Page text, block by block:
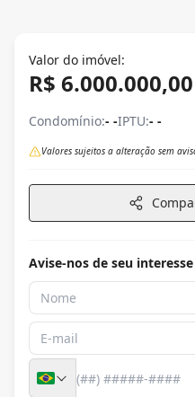
Valor do imóvel:
R$ 6.000.000,00
Condomínio:- -IPTU:- -
Valores sujeitos a alteração sem
Avise-nos de seu